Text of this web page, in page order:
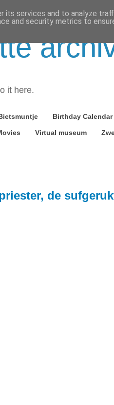
it here.
Birthday Calendar
Virtual museum
de
services and to analyze
and security metrics to